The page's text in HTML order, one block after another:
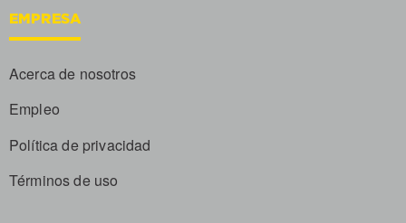
EMPRESA
Acerca de nosotros
Empleo
Política de privacidad
Términos de uso